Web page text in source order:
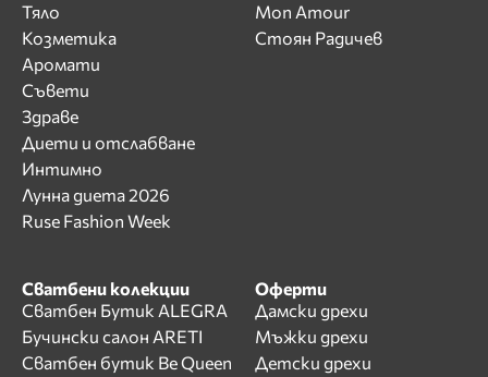
Тяло
Козметика
Аромати
Съвети
Здраве
Диети и отслабване
Интимно
Лунна диета 2026
Ruse Fashion Week
Mon Amour
Стоян Радичев
Сватбени колекции
Сватбен Бутик ALEGRA
Бучински салон ARETI
Сватбен бутик Be Queen
Оферти
Дамски дрехи
Мъжки дрехи
Детски дрехи